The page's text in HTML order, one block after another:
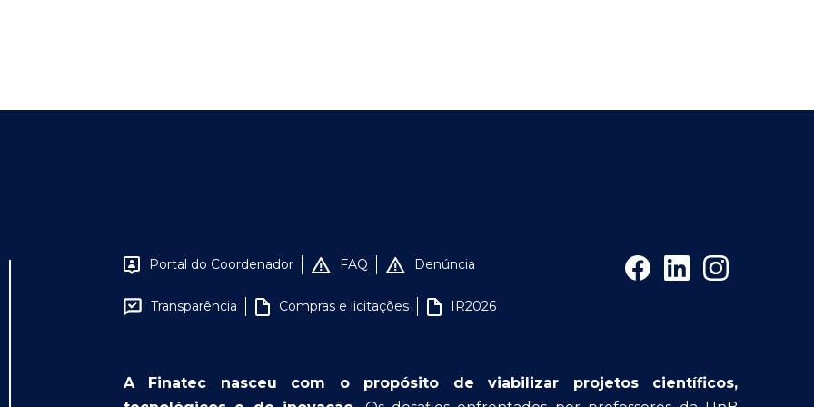
Portal do Coordenador FAQ Denúncia
Transparência Compras e licitações IR2026
A Finatec nasceu com o propósito de viabilizar projetos científicos,